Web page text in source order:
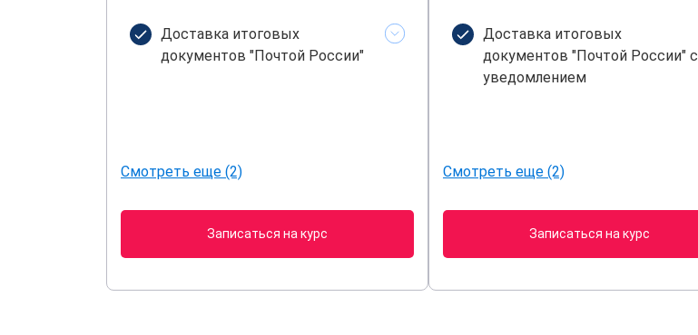
Доставка итоговых
документов "Почтой России"
Смотреть еще (2)
Записаться на курс
Доставка итоговых
документов "Почтой России" с
уведомлением
Смотреть еще (2)
Записаться на курс